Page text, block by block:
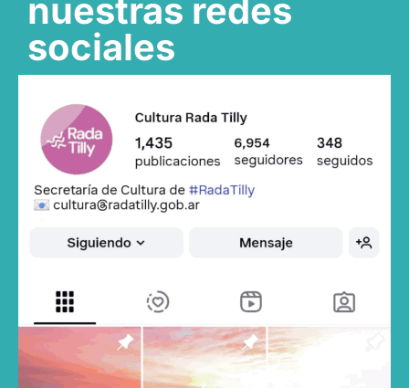
nuestras redes
sociales